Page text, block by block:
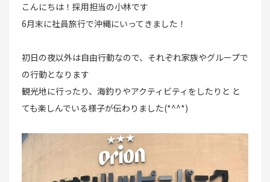
こんにちは！採用担当の小林です
6月末に社員旅行で沖縄にいってきました！
初日の夜以外は自由行動なので、それぞれ家族やグループで
の行動となります
観光地に行ったり、海釣りやアクティビティをしたりと と
ても楽しんでいる様子が伝わりました(*^^*)